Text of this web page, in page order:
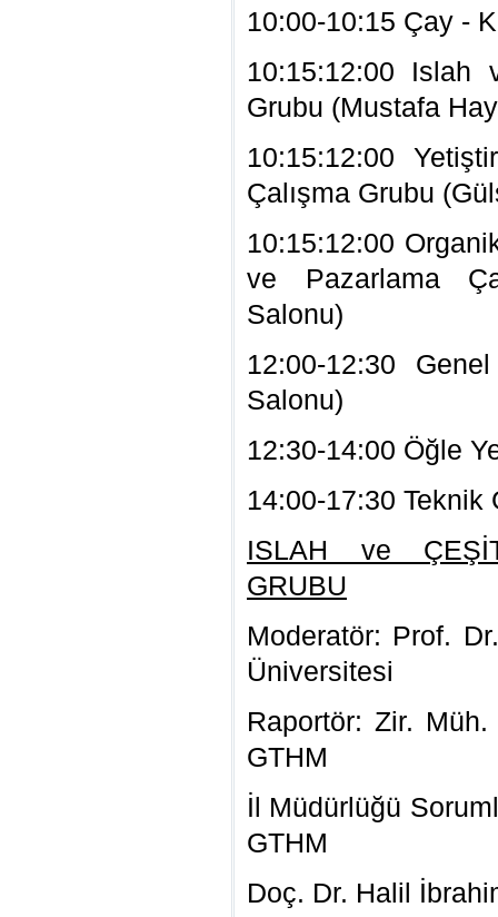
10:00-10:15 Çay -
10:15:12:00 Islah
Grubu (Mustafa
10:15:12:00
Çalışma Grubu
10:15:12:00
ve Pazarlama
Salonu)
12:00-12:30
Salonu)
12:30-14:00 Öğle
14:00-17:30 Teknik
ISLAH ve
GRUBU
Moderatör: Prof.
Üniversitesi
Raportör: Zir.
GTHM
İl Müdürlüğü
GTHM
Doç. Dr. Halil